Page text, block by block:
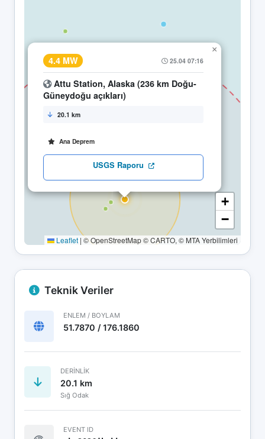
4.4 MW 25.04 07:16
Attu Station, Alaska (236 km Doğu-
Güneydoğu açıkları)
20.1 km
Ana Deprem
USGS Raporu
×
+
−
Leaflet | © OpenStreetMap © CARTO, © MTA Yerbilimleri
Teknik Veriler
ENLEM / BOYLAM
51.7870 / 176.1860
DERINLIK
20.1 km
Sığ Odak
EVENT ID